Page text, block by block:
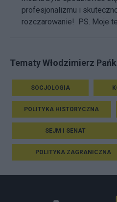
profesjonalizmu i
rozczarowanie! PS. Moje
Tematy Włodzimierz
SOCJOLOGIA
POLITYKA HISTORYCZNA
SEJM I SENAT
POLITYKA ZAGRANICZNA